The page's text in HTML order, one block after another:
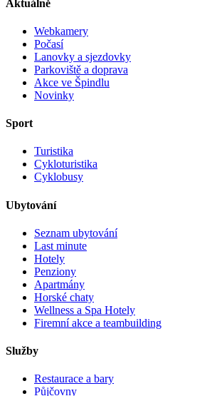
Aktuálně
Webkamery
Počasí
Lanovky a sjezdovky
Parkoviště a doprava
Akce ve Špindlu
Novinky
Sport
Turistika
Cykloturistika
Cyklobusy
Ubytování
Seznam ubytování
Last minute
Hotely
Penziony
Apartmány
Horské chaty
Wellness a Spa Hotely
Firemní akce a teambuilding
Služby
Restaurace a bary
Půjčovny